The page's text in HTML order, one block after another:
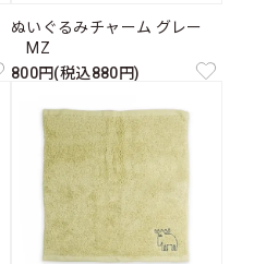
ぬいぐるみチャーム グレー
MZ
800円(税込880円)